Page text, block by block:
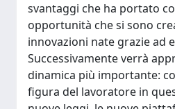
svantaggi che ha portato
opportunità che si sono
innovazioni nate grazie ad
Successivamente verrà
dinamica più importante:
figura del lavoratore in